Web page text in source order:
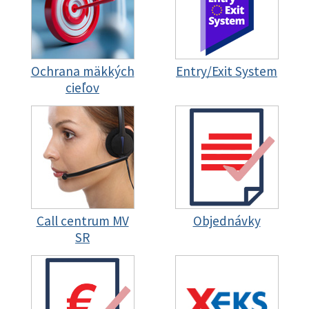
Ochrana mäkkých
cieľov
Entry/Exit System
Call centrum MV
SR
Objednávky